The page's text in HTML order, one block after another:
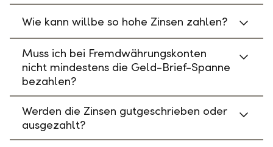
Wie kann willbe so hohe Zinsen zahlen?
Muss ich bei Fremdwährungskonten
nicht mindestens die Geld-Brief-Spanne
bezahlen?
Werden die Zinsen gutgeschrieben oder
ausgezahlt?